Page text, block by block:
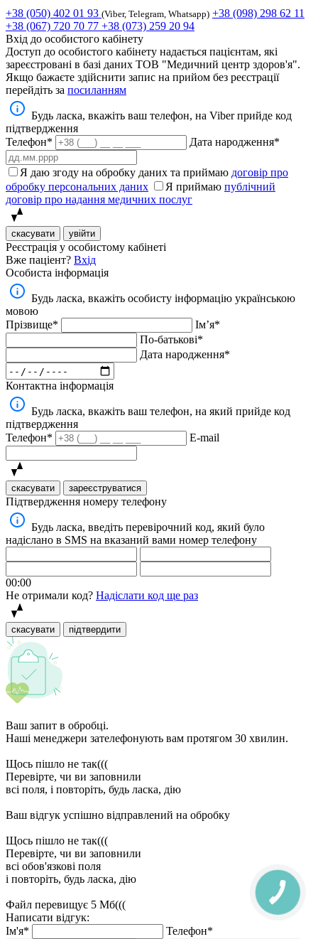
+38 (050) 402 01 93 (Viber, Telegram, Whatsapp) +38 (098) 298 62 11
+38 (067) 720 70 77 +38 (073) 259 20 94
Вхід до особистого кабінету
Доступ до особистого кабінету надається пацієнтам, які
зареєстровані в базі даних ТОВ "Медичний центр здоров'я".
Якщо бажаєте здійснити запис на прийом без реєстрації
перейдіть за посиланням
Будь ласка, вкажіть ваш телефон, на Viber прийде код
підтвердження
Телефон*
Дата народження*
Я даю згоду на обробку даних та приймаю договір про
обробку персональних даних
Я приймаю публічний
договір про надання медичних послуг
скасувати увійти
Реєстрація у особистому кабінеті
Вже паціент? Вхід
Особиста інформація
Будь ласка, вкажіть особисту інформацію українською
мовою
Прізвище*
Імʼя*
По-батькові*
Дата народження*
Контактна інформація
Будь ласка, вкажіть ваш телефон, на який прийде код
підтвердження
Телефон*
E-mail
скасувати зареєструватися
Підтвердження номеру телефону
Будь ласка, введіть перевірочний код, який було
надіслано в SMS на вказаний вами номер телефону
00:00
Не отримали код? Надіслати код ще раз
скасувати підтвердити
Ваш запит в обробці.
Наші менеджери зателефонують вам протягом 30 хвилин.
Щось пішло не так(((
Перевірте, чи ви заповнили
всі поля, і повторіть, будь ласка, дію
Ваш відгук успішно відправлений на обробку
Щось пішло не так(((
Перевірте, чи ви заповнили
всі обов'язкові поля
і повторіть, будь ласка, дію
Файл перевищує 5 Мб(((
Написати відгук:
Ім'я*
Телефон*